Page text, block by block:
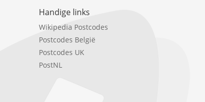
Handige links
Wikipedia Postcodes
Postcodes België
Postcodes UK
PostNL